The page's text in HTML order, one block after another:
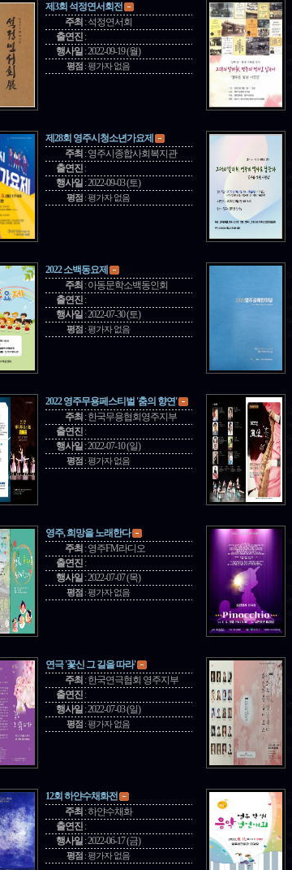
제3회 석정연서회전
주최 :석정연서회
출연진 :
행사일 :2022-09-19 (월)
평점 :평가자 없음
제28회 영주시청소년가요제
주최 :영주시종합사회복지관
출연진 :
행사일 :2022-09-03 (토)
평점 :평가자 없음
2022 소백동요제
주최 :아동문학소백동인회
출연진 :
행사일 :2022-07-30 (토)
평점 :평가자 없음
2022 영주무용페스티벌 '춤의 향연'
주최 :한국무용협회영주지부
출연진 :
행사일 :2022-07-10 (일)
평점 :평가자 없음
영주, 희망을 노래한다
주최 :영주FM라디오
출연진 :
행사일 :2022-07-07 (목)
평점 :평가자 없음
연극 '꽃신 그 길을 따라'
주최 :한국연극협회 영주지부
출연진 :
행사일 :2022-07-03 (일)
평점 :평가자 없음
12회 하얀수채화전
주최 :하얀수채화
출연진 :
행사일 :2022-06-17 (금)
평점 :평가자 없음